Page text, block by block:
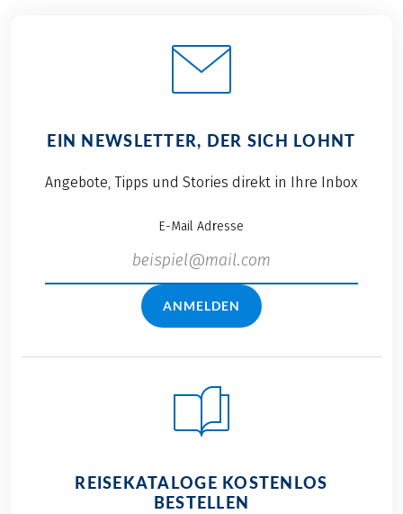
EIN NEWSLETTER, DER SICH LOHNT
Angebote, Tipps und Stories direkt in Ihre Inbox
E-Mail Adresse
ANMELDEN
REISEKATALOGE KOSTENLOS
BESTELLEN